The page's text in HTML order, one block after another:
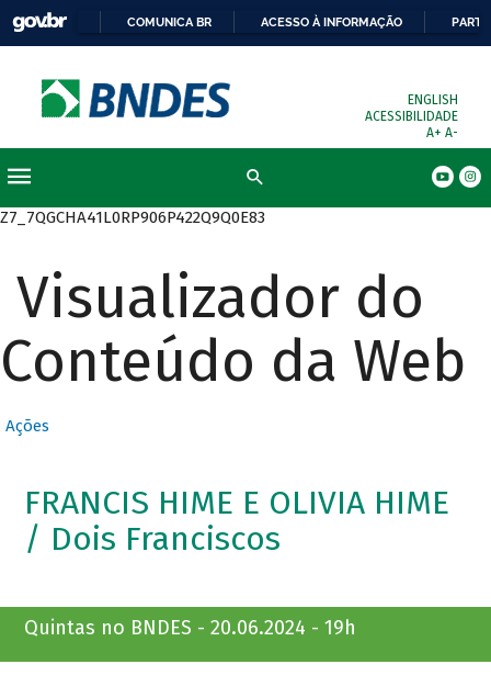
COMUNICA BR ACESSO À INFORMAÇÃO
ENGLISH
ACESSIBILIDADE
A+ A-
Z7_7QGCHA41L0RP906P422Q9Q0E83
Visualizador do
Conteúdo da Web
Ações
FRANCIS HIME E OLIVIA HIME
/ Dois Franciscos
Quintas no BNDES - 20.06.2024 - 19h